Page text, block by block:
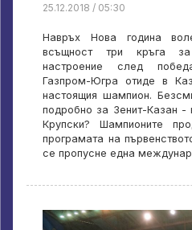
25.12.2018 / 05:30
Навръх Нова година
всъщност три кръга
настроение след
Газпром-Югра отиде в
настоящия шампион.
подробно за Зенит-Казан -
Крупски? Шампионите
програмата на
се пропусне една